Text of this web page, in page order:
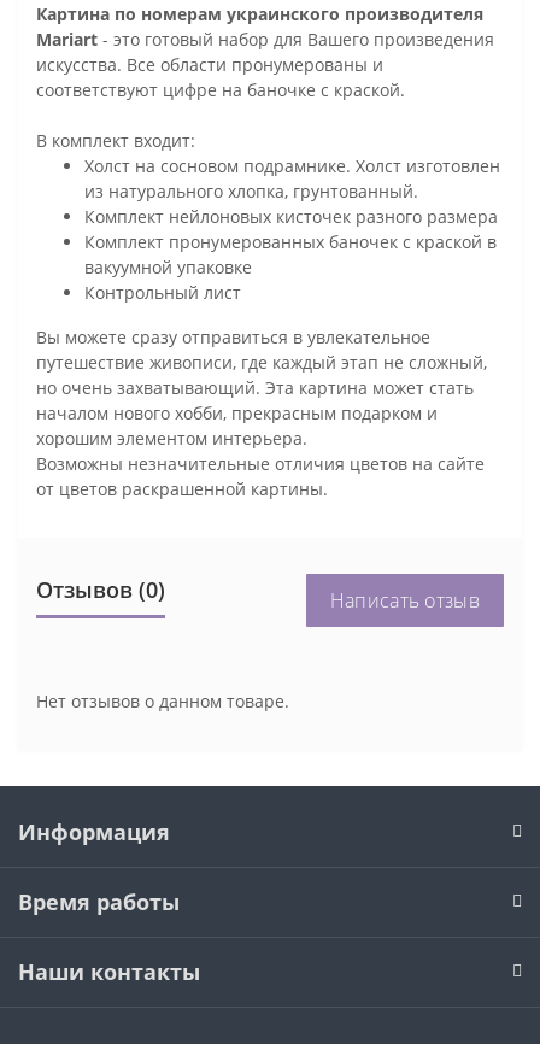
Картина по номерам украинского производителя
Mariart - это готовый набор для Вашего произведения
искусства. Все области пронумерованы и
соответствуют цифре на баночке с краской.
В комплект входит:
Холст на сосновом подрамнике. Холст изготовлен
из натурального хлопка, грунтованный.
Комплект нейлоновых кисточек разного размера
Комплект пронумерованных баночек с краской в
вакуумной упаковке
Контрольный лист
Вы можете сразу отправиться в увлекательное
путешествие живописи, где каждый этап не сложный,
но очень захватывающий. Эта картина может стать
началом нового хобби, прекрасным подарком и
хорошим элементом интерьера.
Возможны незначительные отличия цветов на сайте
от цветов раскрашенной картины.
Отзывов (0) Написать отзыв
Нет отзывов о данном товаре.
Информация
Время работы
Наши контакты